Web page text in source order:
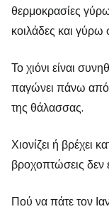
θερμοκρασίες
κοιλάδες και
Το χιόνι είναι
παγώνει πάνω από
της θάλασσας.
Χιονίζει ή βρέχει
βροχοπτώσεις δεν
Πού να πάτε τον